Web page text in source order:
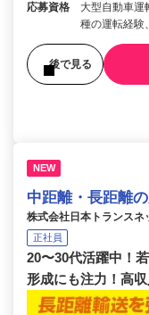
応募資格
大型自動車
種の運転経験
後で見る
NEW
中距離・長距離
株式会社日本トランスネ
正社員
20〜30代活躍中！
形成にも注力！高